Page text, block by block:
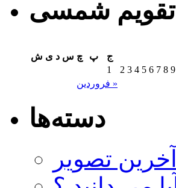
تقویم شمسی
ش ی د س چ پ ج
فروردین »
1 2 3 4 5 6 7 8 9
دسته‌ها
آخرین تصویر